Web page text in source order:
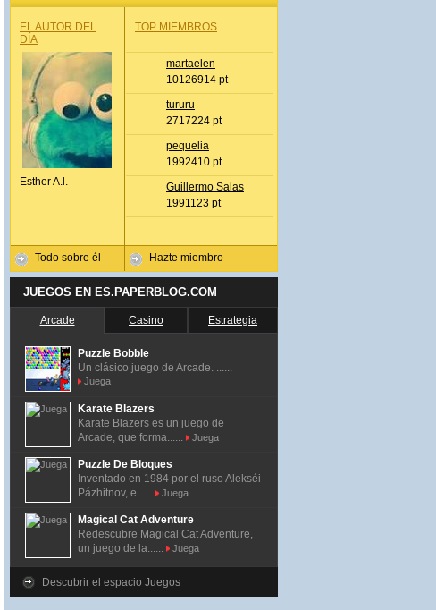
EL AUTOR DEL
DÍA
Esther A.l.
Todo sobre él
TOP MIEMBROS
martaelen
10126914 pt
tururu
2717224 pt
pequelia
1992410 pt
Guillermo Salas
1991123 pt
Hazte miembro
JUEGOS EN ES.PAPERBLOG.COM
Arcade Casino Estrategia
Puzzle Bobble
Un clásico juego de Arcade. ......
Juega
Karate Blazers
Karate Blazers es un juego de
Arcade, que forma......
Juega
Puzzle De Bloques
Inventado en 1984 por el ruso Alekséi
Pázhitnov, e......
Juega
Magical Cat Adventure
Redescubre Magical Cat Adventure,
un juego de la......
Juega
Descubrir el espacio Juegos